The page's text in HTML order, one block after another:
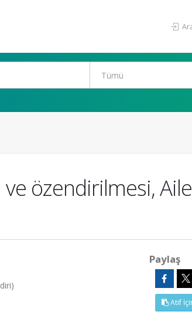
özendirilmesi, Aile
Paylaş
Atıf